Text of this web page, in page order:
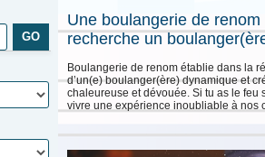
Une boulangerie de
recherche un
Boulangerie de renom établie dans la
d’un(e) boulanger(ère) dynamique et
chaleureuse et dévouée. Si tu as le feu
vivre une expérience inoubliable à nos